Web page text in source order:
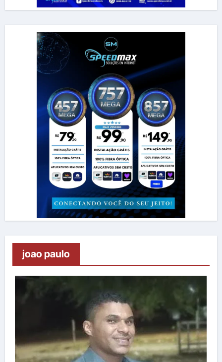
joao paulo